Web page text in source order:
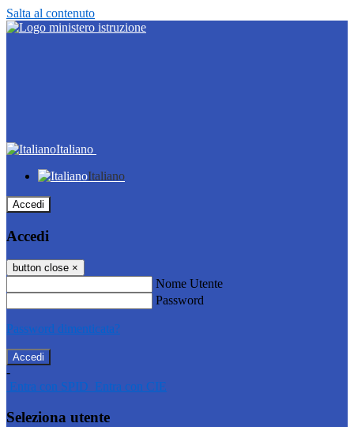
Salta al contenuto
Italiano
Italiano
Accedi
Accedi
button close ×
Nome Utente
Password
Password dimenticata?
-
Entra con SPID Entra con CIE
Seleziona utente